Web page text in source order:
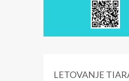
LETOVANJE